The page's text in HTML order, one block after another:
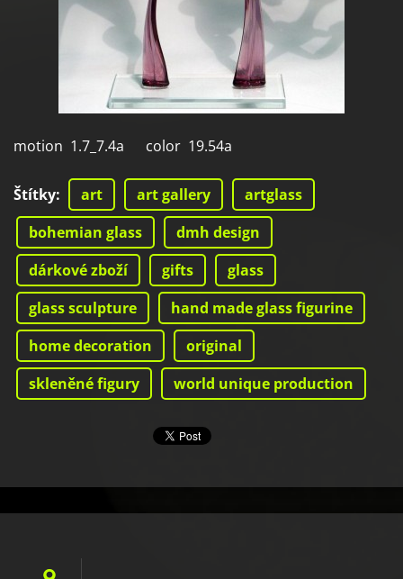
motion 1.7_7.4a color 19.54a
Štítky: art art gallery
artglass
bohemian glass
dmh design
dárkové zboží
gifts
glass
glass sculpture
hand made glass figurine
home decoration
original
skleněné figury
world unique production